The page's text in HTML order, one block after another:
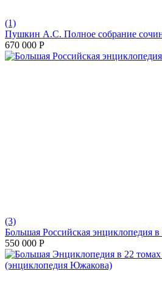
(1)
Пушкин А.С. Полное собрание
670 000 Р
(3)
Большая Российская энциклопедия в
550 000 Р